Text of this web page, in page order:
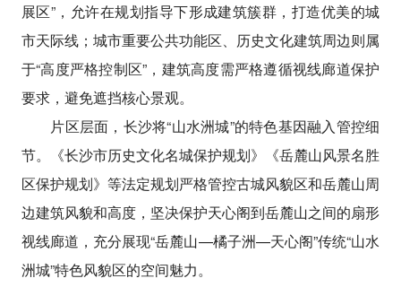
展区”，允许在规划指导下形成建筑簇群，打造优美的城
市天际线；城市重要公共功能区、历史文化建筑周边则属
于“高度严格控制区”，建筑高度需严格遵循视线廊道保护
要求，避免遮挡核心景观。
片区层面，长沙将“山水洲城”的特色基因融入管控细
节。《长沙市历史文化名城保护规划》《岳麓山风景名胜
区保护规划》等法定规划严格管控古城风貌区和岳麓山周
边建筑风貌和高度，坚决保护天心阁到岳麓山之间的扇形
视线廊道，充分展现“岳麓山—橘子洲—天心阁”传统“山水
洲城”特色风貌区的空间魅力。